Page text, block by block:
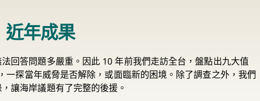
近年成果
回答問題多嚴重。因此 10 年前我們走訪全台，盤點出九大值
探當年威脅是否解除，或面臨新的困境。除了調查之外，我們
讓海岸議題有了完整的後援。